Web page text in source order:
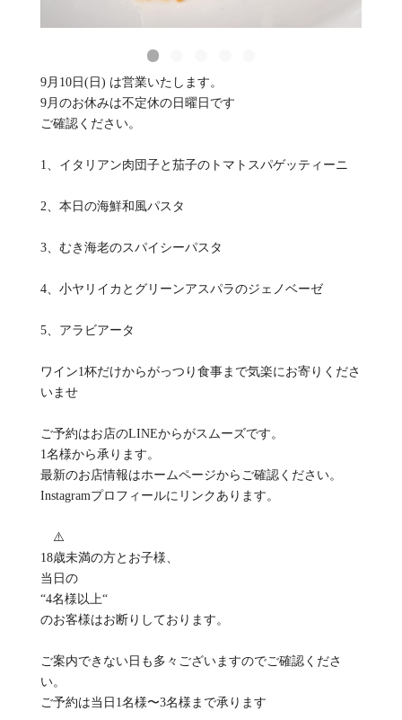
9月10日(日) は営業いたします。
9月のお休みは不定休の日曜日です
ご確認ください。
1、イタリアン肉団子と茄子のトマトスパゲッティーニ
2、本日の海鮮和風パスタ
3、むき海老のスパイシーパスタ
4、小ヤリイカとグリーンアスパラのジェノベーゼ
5、アラビアータ
ワイン1杯だけからがっつり食事まで気楽にお寄りくださ
いませ
ご予約はお店のLINEからがスムーズです。
1名様から承ります。
最新のお店情報はホームページからご確認ください。
Instagramプロフィールにリンクあります。
⚠️
18歳未満の方とお子様、
当日の
“4名様以上“
のお客様はお断りしております。
ご案内できない日も多々ございますのでご確認くださ
い。
ご予約は当日1名様〜3名様まで承ります